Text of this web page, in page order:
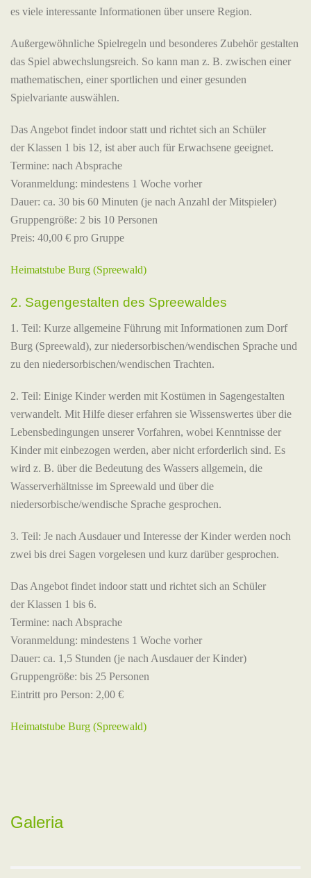
es viele interessante Informationen über unsere Region.
Außergewöhnliche Spielregeln und besonderes Zubehör gestalten
das Spiel abwechslungsreich. So kann man z. B. zwischen einer
mathematischen, einer sportlichen und einer gesunden
Spielvariante auswählen.
Das Angebot findet indoor statt und richtet sich an Schüler
der Klassen 1 bis 12, ist aber auch für Erwachsene geeignet.
Termine: nach Absprache
Voranmeldung: mindestens 1 Woche vorher
Dauer: ca. 30 bis 60 Minuten (je nach Anzahl der Mitspieler)
Gruppengröße: 2 bis 10 Personen
Preis: 40,00 € pro Gruppe
Heimatstube Burg (Spreewald)
2. Sagengestalten des Spreewaldes
1. Teil: Kurze allgemeine Führung mit Informationen zum Dorf
Burg (Spreewald), zur niedersorbischen/wendischen Sprache und
zu den niedersorbischen/wendischen Trachten.
2. Teil: Einige Kinder werden mit Kostümen in Sagengestalten
verwandelt. Mit Hilfe dieser erfahren sie Wissenswertes über die
Lebensbedingungen unserer Vorfahren, wobei Kenntnisse der
Kinder mit einbezogen werden, aber nicht erforderlich sind. Es
wird z. B. über die Bedeutung des Wassers allgemein, die
Wasserverhältnisse im Spreewald und über die
niedersorbische/wendische Sprache gesprochen.
3. Teil: Je nach Ausdauer und Interesse der Kinder werden noch
zwei bis drei Sagen vorgelesen und kurz darüber gesprochen.
Das Angebot findet indoor statt und richtet sich an Schüler
der Klassen 1 bis 6.
Termine: nach Absprache
Voranmeldung: mindestens 1 Woche vorher
Dauer: ca. 1,5 Stunden (je nach Ausdauer der Kinder)
Gruppengröße: bis 25 Personen
Eintritt pro Person: 2,00 €
Heimatstube Burg (Spreewald)
Galeria